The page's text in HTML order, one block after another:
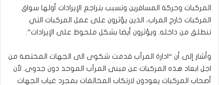
المركبات وحركة المسافرين وتسبب بتراجع الإيرادات أولها سواق
المركبات خارج المراب، الذين يؤثرون على عمل المركبات التي
تنطلق من داخله. ويؤثرون أيضا بشكل ملحوظ على الإيرادات”.
وأشار إلى أن “ادارة المرآب قدمت شكوى الى الجهات المختصة من
اجل ابعاد هذه المركبات عن مبنى المرآب الموحد دون جدوى. لأن
أصحاب المركبات يعودون لارتكاب المخالفات بمجرد غياب الجهات